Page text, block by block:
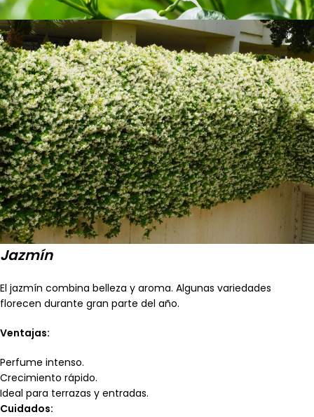
Jazmín
El jazmín combina belleza y aroma. Algunas variedades
florecen durante gran parte del año.
Ventajas:
Perfume intenso.
Crecimiento rápido.
Ideal para terrazas y entradas.
Cuidados: